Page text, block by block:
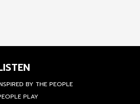
BY THE PEOPLE
PLAY